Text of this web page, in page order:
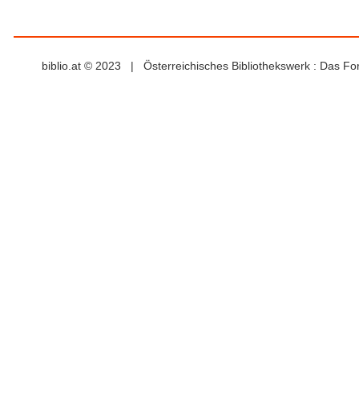
biblio.at © 2023 | Österreichisches Bibliothekswerk : Das